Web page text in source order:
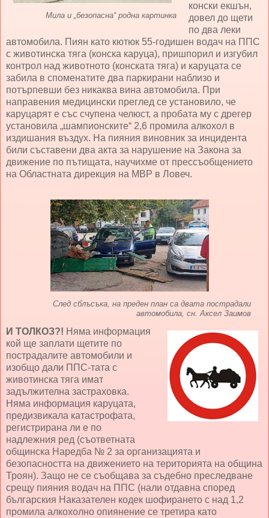
Мила и „безопасна“ родна картинка
конски екшън,
довел до щети
по два леки
автомобила. Пиян като кютюк 55-годишен водач на ППС
с животинска тяга (конска каруца), пришпорил и изгубил
контрол над животното (конската тяга) и каруцата се
забила в споменатите два паркирани наблизо и
потърпевши без никаква вина автомобила. При
направения медицински преглед се установило, че
каруцарят е със счупена челюст, а пробата му с дрегер
установила „шампионските“ 2,6 промила алкохол в
издишания въздух. На пияния виновник за инцидента
били съставени два акта за нарушение на Закона за
движение по пътищата, научихме от прессъобщението
на Областната дирекция на МВР в Ловеч.
След сблъсъка, на преден план са двата пострадали
автомобила, сн. Аксел Заимов
И ТОЛКОЗ?! Няма информация
кой ще заплати щетите по
пострадалите автомобили и
изобщо дали ППС-тата с
животинска тяга имат
задължителна застраховка.
Няма информация каруцата,
предизвикала катастрофата,
регистрирана ли е по
надлежния ред (съответната
общинска Наредба № 2 за организацията и
безопасността на движението на територията на община
Троян). Защо не се съобщава за съдебно преследване
срещу пияния водач на ППС (нали отдавна според
българския Наказателен кодек шофирането с над 1,2
промила алкохолно опиянение се третира като